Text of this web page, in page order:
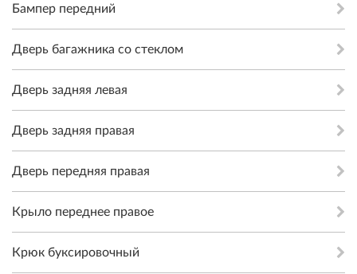
Бампер передний
Дверь багажника со стеклом
Дверь задняя левая
Дверь задняя правая
Дверь передняя правая
Крыло переднее правое
Крюк буксировочный